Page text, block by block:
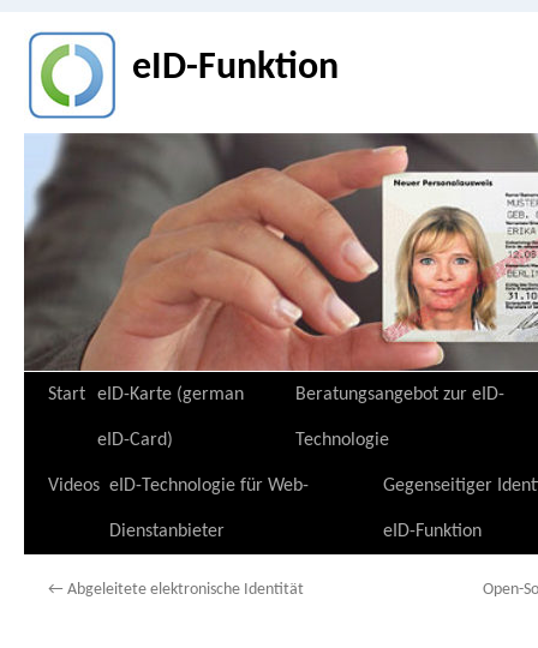
eID-Funktion
Zum
springen
Start eID-Karte (german
eID-Card)
Beratungsangebot zur eID-
Technologie
Videos eID-Technologie für Web-
Dienstanbieter
Gegenseitiger
eID-Funktion
← Abgeleitete elektronische Identität Open-